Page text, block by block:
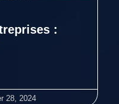
:
28, 2024